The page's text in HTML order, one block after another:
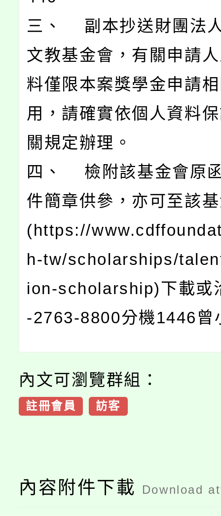
三、 副本抄送財團法
文教基金會，有關申請
料僅限本案獎學金申請
用，請確實依個人資料
關規定辦理。
四、 檢附該基金會原
件簡章供參，亦可至該
(https://
h-tw/scholarships/
ion-scholarship)下載或
-2763-8800分機1446曾
內文可瀏覽群組：
註冊會員 訪客
內容附件下載 Download